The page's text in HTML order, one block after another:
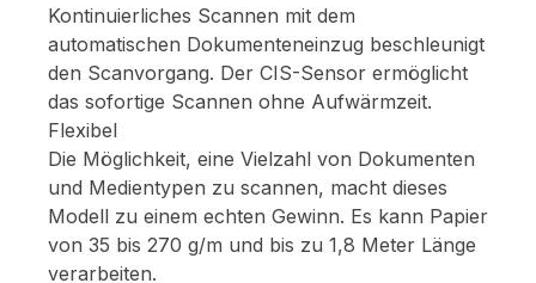
Kontinuierliches Scannen mit dem
automatischen Dokumenteneinzug beschleunigt
den Scanvorgang. Der CIS-Sensor ermöglicht
das sofortige Scannen ohne Aufwärmzeit.
Flexibel
Die Möglichkeit, eine Vielzahl von Dokumenten
und Medientypen zu scannen, macht dieses
Modell zu einem echten Gewinn. Es kann Papier
von 35 bis 270 g/m und bis zu 1,8 Meter Länge
verarbeiten.